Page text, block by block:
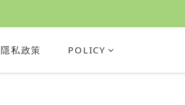
隱私政策 POLICY